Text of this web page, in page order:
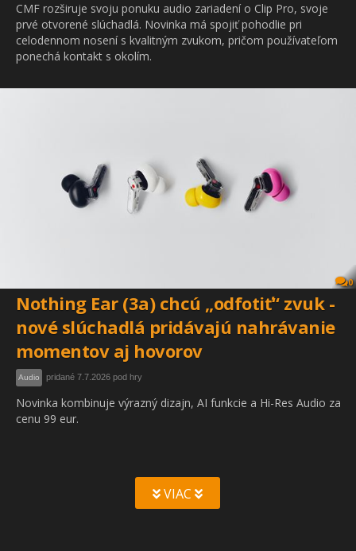
CMF rozširuje svoju ponuku audio zariadení o Clip Pro, svoje
prvé otvorené slúchadlá. Novinka má spojiť pohodlie pri
celodennom nosení s kvalitným zvukom, pričom používateľom
ponechá kontakt s okolím.
0
Nothing Ear (3a) chcú „odfotiť“ zvuk -
nové slúchadlá pridávajú nahrávanie
momentov aj hovorov
Audio pridané 7.7.2026 pod hry
Novinka kombinuje výrazný dizajn, AI funkcie a Hi-Res Audio za
cenu 99 eur.
VIAC